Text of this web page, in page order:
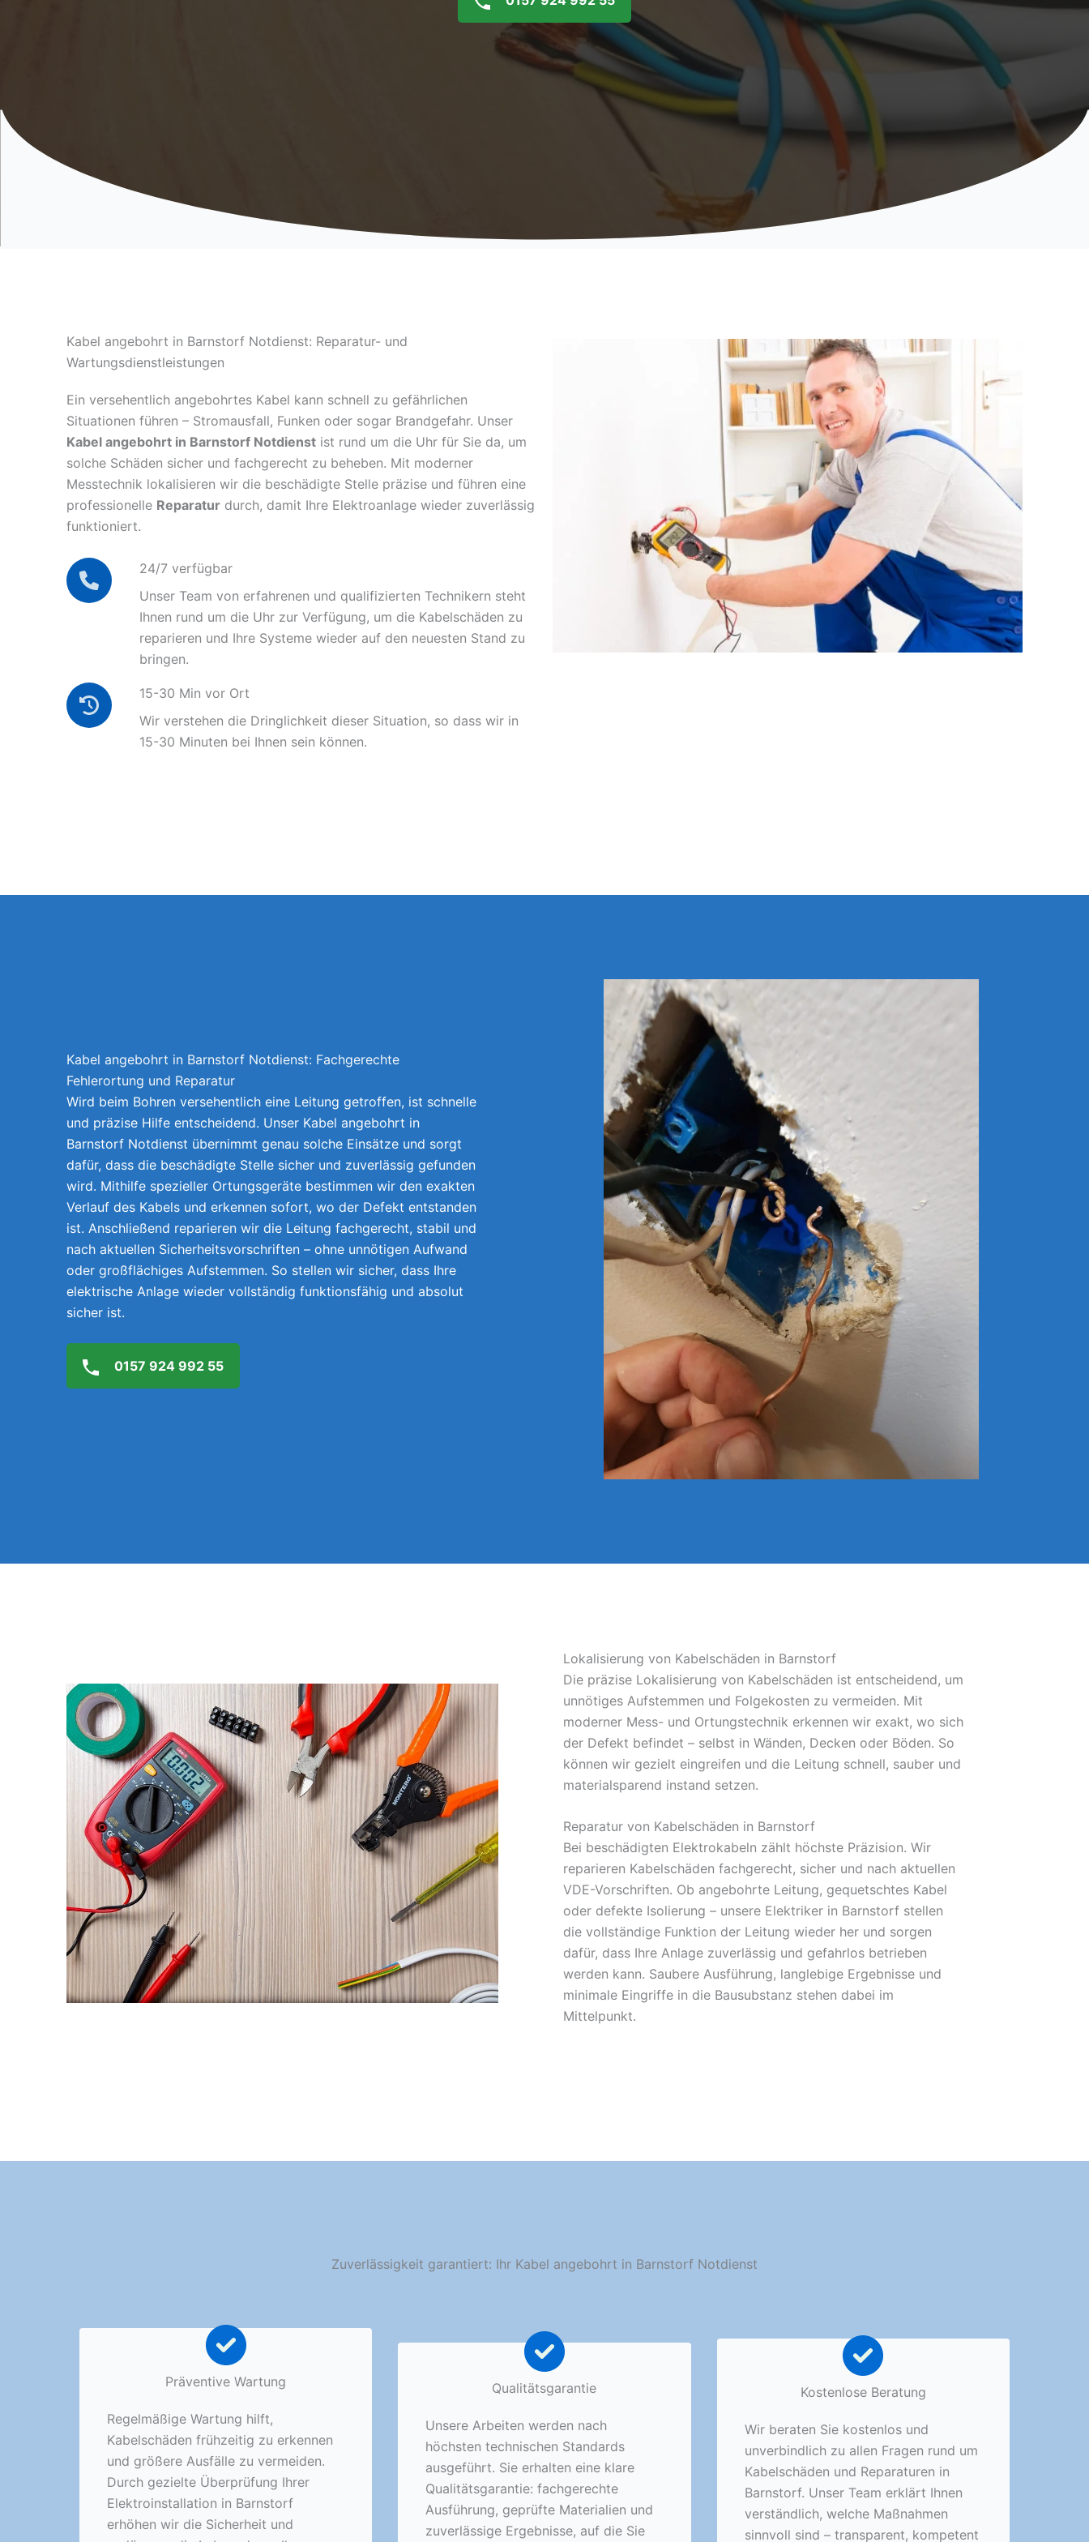
Kabel angebohrt in Barnstorf Notdienst: Reparatur- und
Wartungsdienstleistungen
Ein versehentlich angebohrtes Kabel kann schnell zu gefährlichen
Situationen führen – Stromausfall, Funken oder sogar Brandgefahr. Unser
Kabel angebohrt in Barnstorf Notdienst ist rund um die Uhr für Sie da, um
solche Schäden sicher und fachgerecht zu beheben. Mit moderner
Messtechnik lokalisieren wir die beschädigte Stelle präzise und führen eine
professionelle Reparatur durch, damit Ihre Elektroanlage wieder zuverlässig
funktioniert.
24/7 verfügbar
Unser Team von erfahrenen und qualifizierten Technikern steht
Ihnen rund um die Uhr zur Verfügung, um die Kabelschäden zu
reparieren und Ihre Systeme wieder auf den neuesten Stand zu
bringen.
15-30 Min vor Ort
Wir verstehen die Dringlichkeit dieser Situation, so dass wir in
15-30 Minuten bei Ihnen sein können.
Kabel angebohrt in Barnstorf Notdienst: Fachgerechte
Fehlerortung und Reparatur
Wird beim Bohren versehentlich eine Leitung getroffen, ist schnelle
und präzise Hilfe entscheidend. Unser Kabel angebohrt in
Barnstorf Notdienst übernimmt genau solche Einsätze und sorgt
dafür, dass die beschädigte Stelle sicher und zuverlässig gefunden
wird. Mithilfe spezieller Ortungsgeräte bestimmen wir den exakten
Verlauf des Kabels und erkennen sofort, wo der Defekt entstanden
ist. Anschließend reparieren wir die Leitung fachgerecht, stabil und
nach aktuellen Sicherheitsvorschriften – ohne unnötigen Aufwand
oder großflächiges Aufstemmen. So stellen wir sicher, dass Ihre
elektrische Anlage wieder vollständig funktionsfähig und absolut
sicher ist.
0157 924 992 55
Lokalisierung von Kabelschäden in Barnstorf
Die präzise Lokalisierung von Kabelschäden ist entscheidend, um
unnötiges Aufstemmen und Folgekosten zu vermeiden. Mit
moderner Mess- und Ortungstechnik erkennen wir exakt, wo sich
der Defekt befindet – selbst in Wänden, Decken oder Böden. So
können wir gezielt eingreifen und die Leitung schnell, sauber und
materialsparend instand setzen.
Reparatur von Kabelschäden in Barnstorf
Bei beschädigten Elektrokabeln zählt höchste Präzision. Wir
reparieren Kabelschäden fachgerecht, sicher und nach aktuellen
VDE-Vorschriften. Ob angebohrte Leitung, gequetschtes Kabel
oder defekte Isolierung – unsere Elektriker in Barnstorf stellen
die vollständige Funktion der Leitung wieder her und sorgen
dafür, dass Ihre Anlage zuverlässig und gefahrlos betrieben
werden kann. Saubere Ausführung, langlebige Ergebnisse und
minimale Eingriffe in die Bausubstanz stehen dabei im
Mittelpunkt.
Zuverlässigkeit garantiert: Ihr Kabel angebohrt in Barnstorf Notdienst
Präventive Wartung
Regelmäßige Wartung hilft,
Kabelschäden frühzeitig zu erkennen
und größere Ausfälle zu vermeiden.
Durch gezielte Überprüfung Ihrer
Elektroinstallation in Barnstorf
erhöhen wir die Sicherheit und
Qualitätsgarantie
Unsere Arbeiten werden nach
höchsten technischen Standards
ausgeführt. Sie erhalten eine klare
Qualitätsgarantie: fachgerechte
Ausführung, geprüfte Materialien und
zuverlässige Ergebnisse, auf die Sie
Kostenlose Beratung
Wir beraten Sie kostenlos und
unverbindlich zu allen Fragen rund um
Kabelschäden und Reparaturen in
Barnstorf. Unser Team erklärt Ihnen
verständlich, welche Maßnahmen
sinnvoll sind – transparent, kompetent